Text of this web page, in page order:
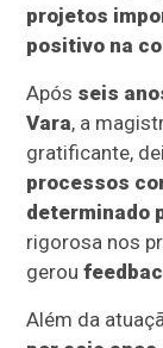
projetos
positivo na
Após seis
Vara, a
gratificante,
processos
determinado
rigorosa nos
gerou
Além da